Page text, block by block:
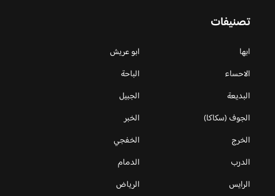
تصنيفات
ابها
ابو عريش
الاحساء
الباحة
البديعة
الجبيل
الجوف (سكاكا)
الخبر
الخرج
الخفجي
الدرب
الدمام
الرايس
الرياض